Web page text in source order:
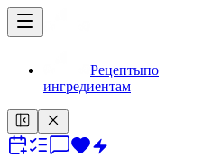
Рецептыпо
ингредиентам